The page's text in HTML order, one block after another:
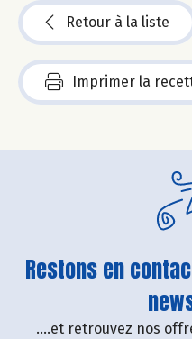
Retour à la liste
Imprimer la
Restons en
....et retrouvez nos